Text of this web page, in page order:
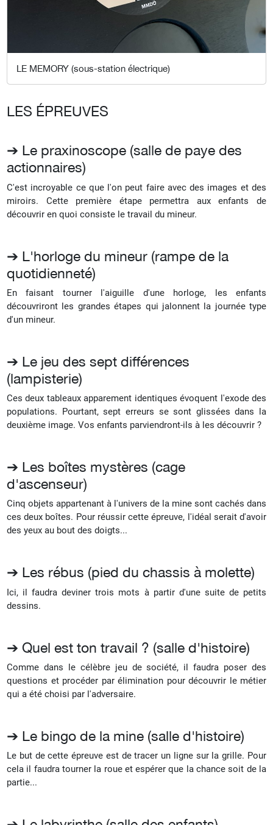
LE MEMORY (sous-station électrique)
LES ÉPREUVES
➔ Le praxinoscope (salle de paye des
actionnaires)
C'est incroyable ce que l'on peut faire avec des images et des
miroirs. Cette première étape permettra aux enfants de
découvrir en quoi consiste le travail du mineur.
➔ L'horloge du mineur (rampe de la
quotidienneté)
En faisant tourner l'aiguille d'une horloge, les enfants
découvriront les grandes étapes qui jalonnent la journée type
d'un mineur.
➔ Le jeu des sept différences
(lampisterie)
Ces deux tableaux apparement identiques évoquent l'exode des
populations. Pourtant, sept erreurs se sont glissées dans la
deuxième image. Vos enfants parviendront-ils à les découvrir ?
➔ Les boîtes mystères (cage
d'ascenseur)
Cinq objets appartenant à l'univers de la mine sont cachés dans
ces deux boîtes. Pour réussir cette épreuve, l'idéal serait d'avoir
des yeux au bout des doigts...
➔ Les rébus (pied du chassis à molette)
Ici, il faudra deviner trois mots à partir d'une suite de petits
dessins.
➔ Quel est ton travail ? (salle d'histoire)
Comme dans le célèbre jeu de société, il faudra poser des
questions et procéder par élimination pour découvrir le métier
qui a été choisi par l'adversaire.
➔ Le bingo de la mine (salle d'histoire)
Le but de cette épreuve est de tracer un ligne sur la grille. Pour
cela il faudra tourner la roue et espérer que la chance soit de la
partie...